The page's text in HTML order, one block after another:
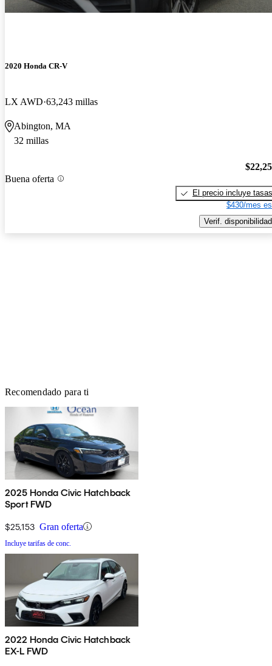
2020 Honda CR-V
LX AWD 63,243 millas
Abington, MA
32 millas
Buena oferta
El precio incluye tasas
$430/mes
Verif. disponibilidad
Recomendado para ti
2025 Honda Civic Hatchback
Sport FWD
$25,153 Gran oferta
Incluye tarifas de conc.
2022 Honda Civic Hatchback
EX-L FWD